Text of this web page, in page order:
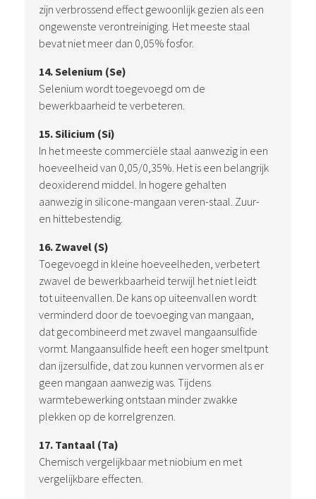
zijn verbrossend effect gewoonlijk gezien als een
ongewenste verontreiniging. Het meeste staal
bevat niet meer dan 0,05% fosfor.
14. Selenium (Se)
Selenium wordt toegevoegd om de
bewerkbaarheid te verbeteren.
15. Silicium (Si)
In het meeste commerciële staal aanwezig in een
hoeveelheid van 0,05/0,35%. Het is een belangrijk
deoxiderend middel. In hogere gehalten
aanwezig in silicone-mangaan veren-staal. Zuur-
en hittebestendig.
16. Zwavel (S)
Toegevoegd in kleine hoeveelheden, verbetert
zwavel de bewerkbaarheid terwijl het niet leidt
tot uiteenvallen. De kans op uiteenvallen wordt
verminderd door de toevoeging van mangaan,
dat gecombineerd met zwavel mangaansulfide
vormt. Mangaansulfide heeft een hoger smeltpunt
dan ijzersulfide, dat zou kunnen vervormen als er
geen mangaan aanwezig was. Tijdens
warmtebewerking ontstaan minder zwakke
plekken op de korrelgrenzen.
17. Tantaal (Ta)
Chemisch vergelijkbaar met niobium en met
vergelijkbare effecten.